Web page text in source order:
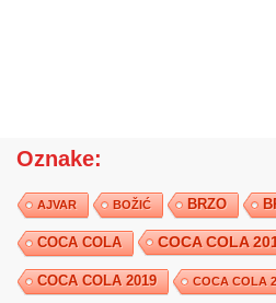
Oznake:
AJVAR BOŽIĆ BRZO
COCA COLA COCA COLA
COCA COLA 2019 COCA COLA